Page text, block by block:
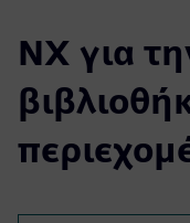
NX για